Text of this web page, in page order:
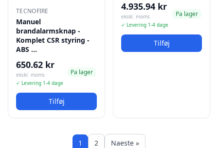
TECNOFIRE
Manuel
brandalarmsknap -
Komplet CSR styring -
ABS …
650.62 kr
ekskl. moms
✓ Levering 1-4 dage
Pa lager
Tilføj
4.935.94 kr
ekskl. moms
✓ Levering 1-4 dage
Pa lager
Tilføj
1 2 Naeste »